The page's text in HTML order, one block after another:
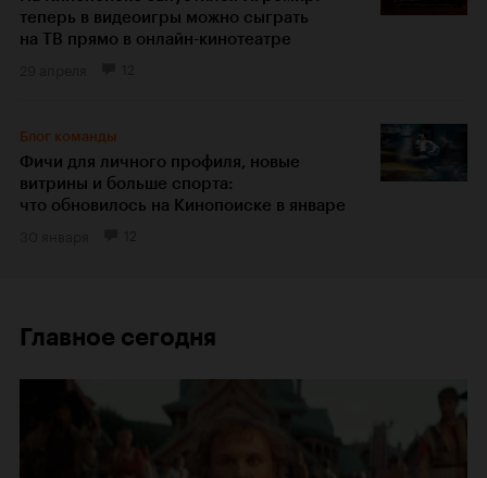
теперь в видеоигры можно сыграть
на ТВ прямо в онлайн-кинотеатре
Блог команды
Фичи для личного профиля, новые
витрины и больше спорта:
что обновилось на Кинопоиске в январе
Главное сегодня